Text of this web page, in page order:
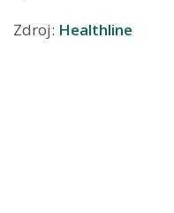
Zdroj: Healthline